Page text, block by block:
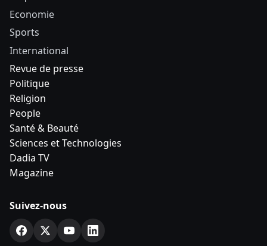
Economie
Sports
International
Revue de presse
Politique
Religion
People
Santé & Beauté
Sciences et Technologies
Dadia TV
Magazine
Suivez-nous